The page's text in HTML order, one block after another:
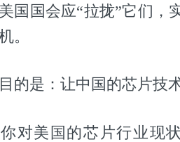
国国会应“拉拢”它们，
。
的是：让中国的芯片技
对美国的芯片行业现